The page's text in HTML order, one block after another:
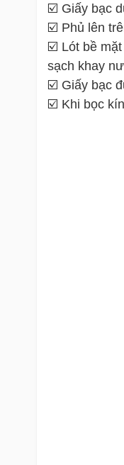
☑️ Giấy bạc
☑️ Phủ lên
☑️ Lót bề
sạch khay
☑️ Giấy bạc
☑️ Khi bọc